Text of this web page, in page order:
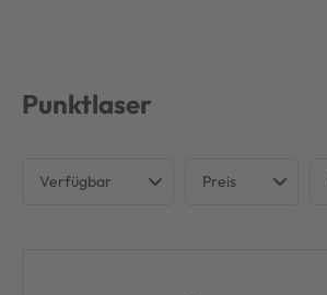
Punktlaser
Verfügbar Preis